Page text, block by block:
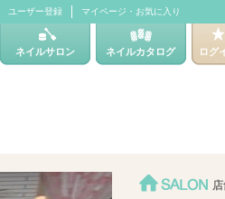
ユーザー登録 マイページ・お気に入り
ネイルサロン ネイルカタログ ログ
SALON